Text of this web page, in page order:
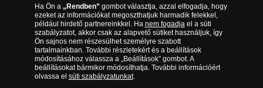
Adatkezelés
Ha Ön a „Rendben”gombot választja, azzal elfogadja, hogy
ezeket az információkat megoszthatjuk harmadik felekkel,
például hirdető partnereinkkel. Ha nem fogadjael a süti
szabályzatot, akkor csak az alapvető sütiket használjuk, így
Ön sajnos nem részesülhet személyre szabott
tartalmainkban. További részletekért és a beállítások
módosításához válassza a „Beállítások” gombot. A
beállításokat bármikor módosíthatja. További információért
olvassa el süti szabályzatunkat.